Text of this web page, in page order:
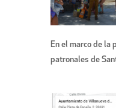
En el marco de la
patronales de